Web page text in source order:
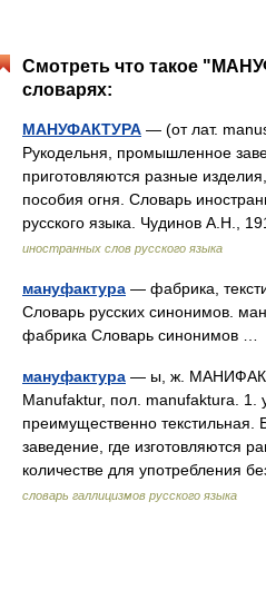
Смотреть что такое
словарях:
МАНУФАКТУРА — (от лат.
Рукодельня, промышленное
приготовляются разные
пособия огня. Словарь
русского языка. Чудинов
иностранных слов русского языка
мануфактура — фабрика,
Словарь русских синонимов.
фабрика Словарь синонимов …
мануфактура — ы, ж.
Manufaktur, пол. manufaktura. 1.
преимущественно текстильная.
заведение, где изготовляются
количестве для употребления
словарь галлицизмов русского языка